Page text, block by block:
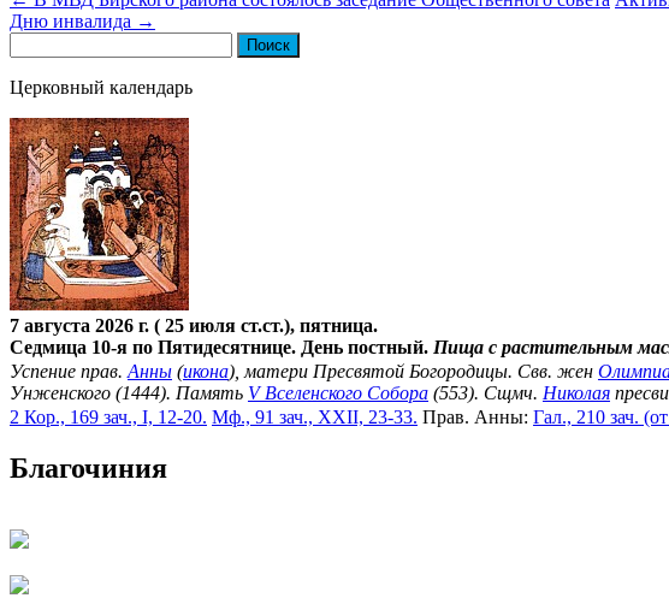
Дню инвалида →
Церковный календарь
7 августа 2026 г. ( 25 июля ст.ст.), пятница.
Седмица 10-я по Пятидесятнице. День постный. Пища с растительным
Успение прав. Анны (икона), матери Пресвятой Богородицы. Свв. жен
Унженского (1444). Память V Вселенского Собора (553). Сщмч. Николая
2 Кор., 169 зач., I, 12-20. Мф., 91 зач., XXII, 23-33. Прав. Анны: Гал., 210 зач.
Благочиния